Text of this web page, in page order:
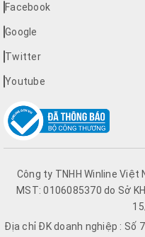
Facebook
Google
Twitter
Youtube
Công ty TNHH Winline Việt
MST: 0106085370 do Sở
Địa chỉ ĐK doanh nghiệp : Số